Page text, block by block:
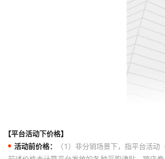
【平台活动下价格】
活动前价格：
（1）非分销场景下，指平台活